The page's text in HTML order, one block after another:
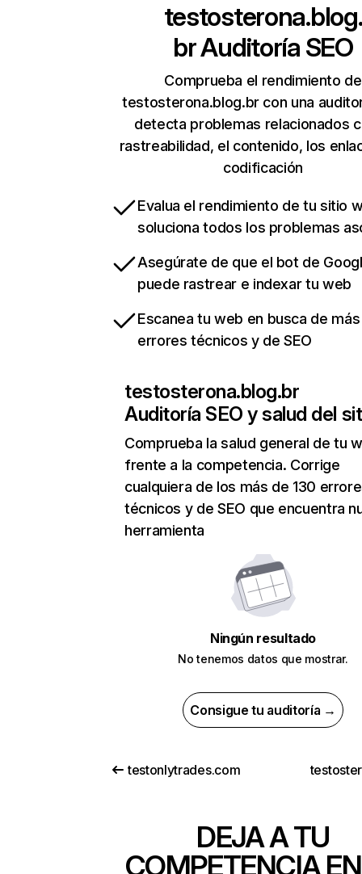
testosterona.blog.
brAuditoría SEO
Comprueba el rendimiento de
testosterona.blog.br con una
detecta problemas relacionados
rastreabilidad, el contenido, los
codificación
Evalua el rendimiento de tu sitio
soluciona todos los problemas
Asegúrate de que el bot de
puede rastrear e indexar tu web
Escanea tu web en busca de
errores técnicos y de SEO
testosterona.blog.br
Auditoría SEO y salud del
Comprueba la salud general de tu
frente a la competencia. Corrige
cualquiera de los más de 130
técnicos y de SEO que encuentra
herramienta
Ningún resultado
No tenemos datos que mostrar.
Consigue tu auditoría →
testonlytrades.com
DEJA A TU
COMPETENCIA